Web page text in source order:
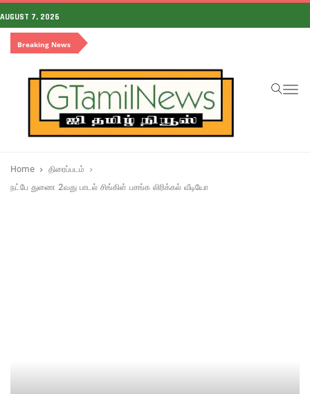
AUGUST 7, 2026
Breaking News
Home
திரைப்படம்
நட்பே துணை 2வது பாடல் சிங்கிள் பசங்க லிரிக்கல் வீடியோ